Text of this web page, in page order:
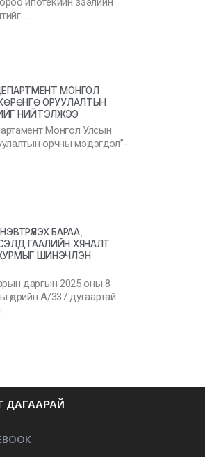
…
МОНГОЛ
ОРУУЛАЛТЫН
НИЙТЭЛЖЭЭ
Монгол Улсын
орчны мэдэгдэл”-
БАРАА,
ГААЛИЙН ХЯНАЛТ
ШИНЭЧЛЭН
даргын 2025 оны 8
өдрийн А/337 дугаартай
…
ДАГААРАЙ